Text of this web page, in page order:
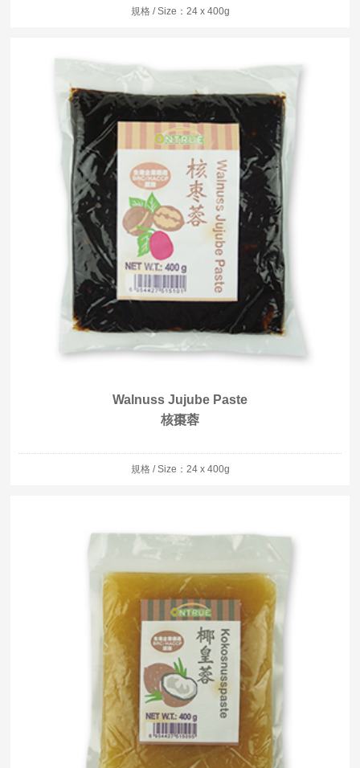
規格 / Size：24 x 400g
Walnuss Jujube Paste
核棗蓉
規格 / Size：24 x 400g